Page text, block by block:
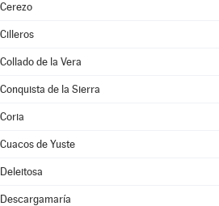
Cerezo
Cilleros
Collado de la Vera
Conquista de la Sierra
Coria
Cuacos de Yuste
Deleitosa
Descargamaría